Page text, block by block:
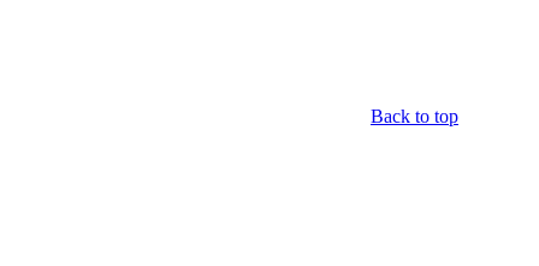
Back to top